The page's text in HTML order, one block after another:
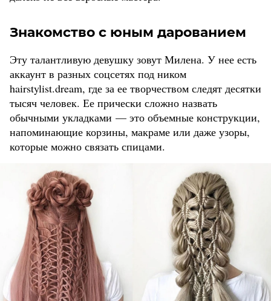
Знакомство с юным дарованием
Эту талантливую девушку зовут Милена. У нее есть
аккаунт в разных соцсетях под ником
hairstylist.dream, где за ее творчеством следят десятки
тысяч человек. Ее прически сложно назвать
обычными укладками — это объемные конструкции,
напоминающие корзины, макраме или даже узоры,
которые можно связать спицами.